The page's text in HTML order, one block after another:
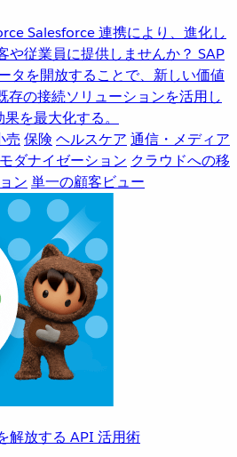
Salesforce 連携により、進化し
や従業員に提供しませんか？ SAP
タを開放することで、新しい価値
存の接続ソリューションを活用し
を最大化する。
売 保険 ヘルスケア 通信・メディア
ダナイゼーション クラウドへの移
ン 単一の顧客ビュー
解放する API 活用術